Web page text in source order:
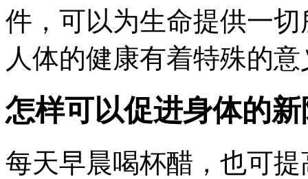
件，可以为生命提供一
人体的健康有着特殊的
怎样可以促进身体的
每天早晨喝杯醋，也可